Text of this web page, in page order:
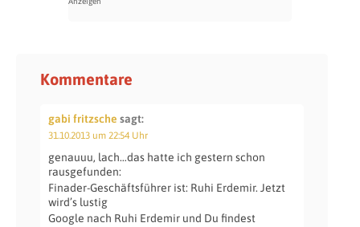
Kommentare
gabi fritzsche sagt:
31.10.2013 um 22:54 Uhr
genauuu, lach…das hatte ich gestern schon
rausgefunden:
Finader-Geschäftsführer ist: Ruhi Erdemir. Jetzt
wird’s lustig
Google nach Ruhi Erdemir und Du findest